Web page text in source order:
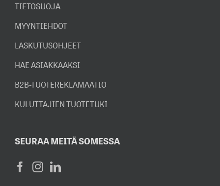
TIETOSUOJA
MYYNTIEHDOT
LASKUTUSOHJEET
HAE ASIAKKAAKSI
B2B-TUOTEREKLAMAATIO
KULUTTAJIEN TUOTETUKI
SEURAA MEITÄ SOMESSA